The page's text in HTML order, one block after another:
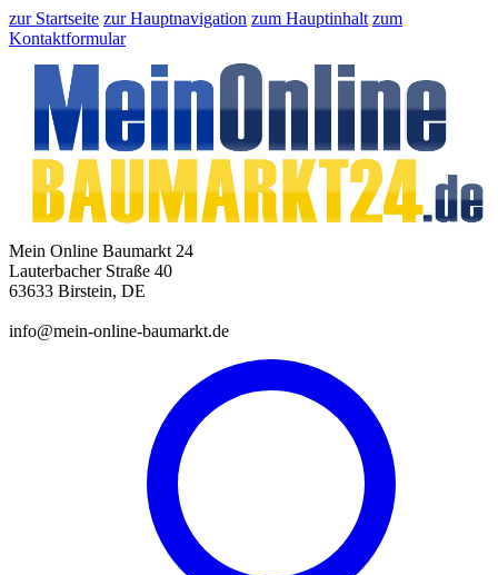
zur Startseite zur Hauptnavigation zum Hauptinhalt zum
Kontaktformular
Mein Online Baumarkt 24
Lauterbacher Straße 40
63633 Birstein, DE
info@mein-online-baumarkt.de